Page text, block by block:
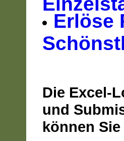
Erlöse
Die Excel-
und
können